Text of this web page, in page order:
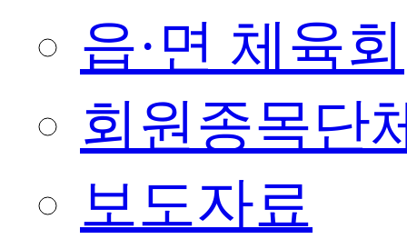
읍·면 체육회
회원종목단
보도자료